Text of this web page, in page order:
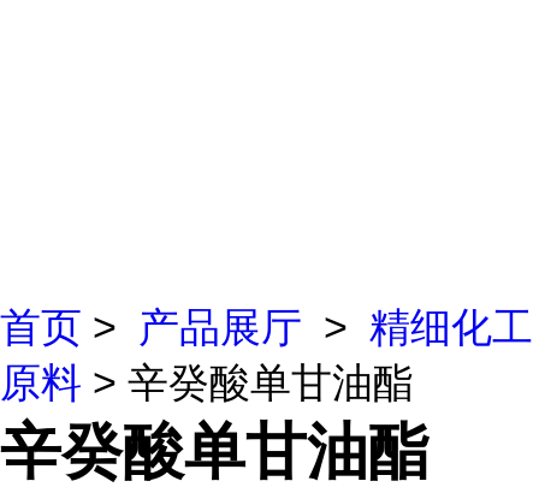
首页 > 产品展厅 > 精细化工
原料 > 辛癸酸单甘油酯
辛癸酸单甘油酯